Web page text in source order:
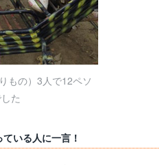
もの）3人で12ペソ
た
いる人に一言！